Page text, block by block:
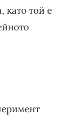
като той е